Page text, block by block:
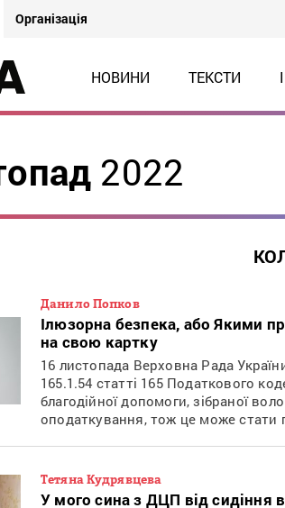
Організація
НОВИНИ ТЕКСТИ
2022
Данило Попков
Ілюзорна безпека, або Якими
на свою картку
16 листопада Верховна Рада
165.1.54 статті 165 Податкового
благодійної допомоги, зібраної
оподаткування, тож це може стати
Тетяна Кудрявцева
У мого сина з ДЦП від сидіння